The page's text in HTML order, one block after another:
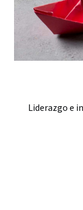
Liderazgo e